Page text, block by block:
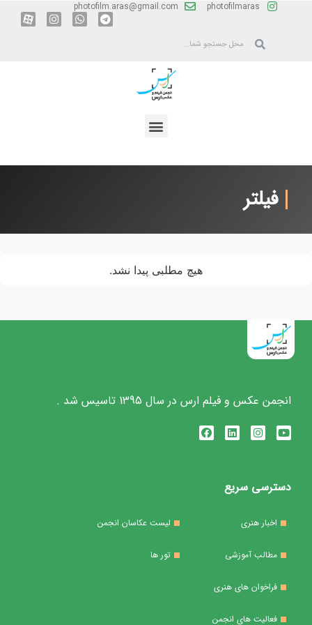
photofilmaras
photofilm.aras@gmail.com
فیلتر
هیچ مطلبی پیدا نشد.
انجمن عکس و فیلم ارس در سال 1395 تاسیس شد .
دسترسی سریع
اخبار هنری
مطالب آموزشی
فراخوان های هنری
فعالیت های انجمن
لیست عکاسان انجمن
تور ها